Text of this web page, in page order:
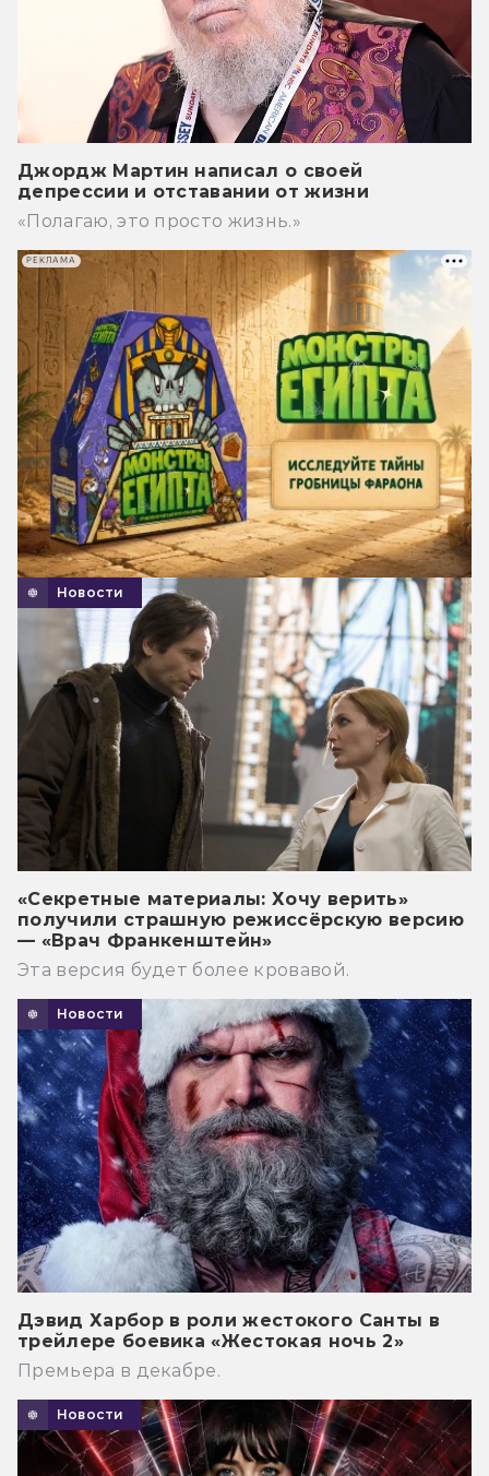
Джордж Мартин написал о своей
депрессии и отставании от жизни
«Полагаю, это просто жизнь.»
Новости
«Секретные материалы: Хочу верить»
получили страшную режиссёрскую версию
— «Врач Франкенштейн»
Эта версия будет более кровавой.
Новости
Дэвид Харбор в роли жестокого Санты в
трейлере боевика «Жестокая ночь 2»
Премьера в декабре.
Новости
РЕКЛАМА